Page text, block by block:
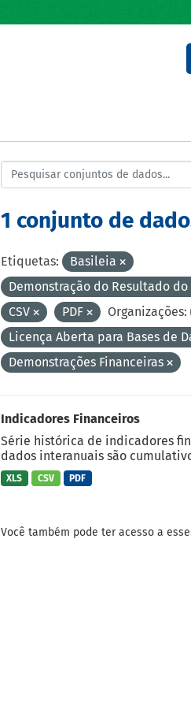
1 conjunto de
Etiquetas:
Basileia
Demonstração do Resultado do
CSV
PDF Organizações:
Licença Aberta para Bases de
Demonstrações Financeiras
Indicadores Financeiros
Série histórica de indicadores
dados interanuais são
XLS CSV PDF
Você também pode ter acesso a